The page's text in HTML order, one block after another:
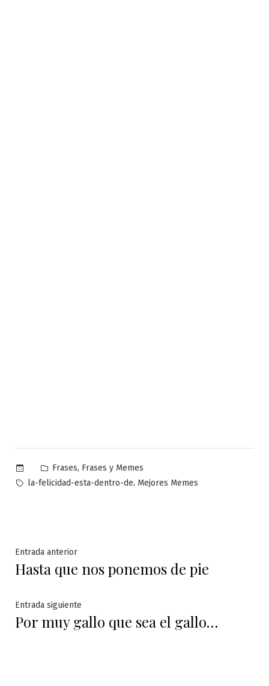
Publicado
en
Frases, Frases y Memes
Etiquetas:
la-felicidad-esta-dentro-de, Mejores Memes
Navegación
de
entradas
Entrada anteriorEntrada
anterior:
Hasta que nos ponemos de pie
Entrada siguiente
siguiente:
Por muy gallo que sea el gallo…